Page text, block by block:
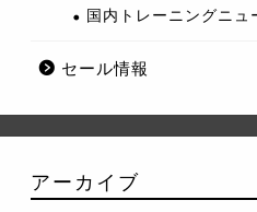
国内トレーニングニュ
セール情報
アーカイブ